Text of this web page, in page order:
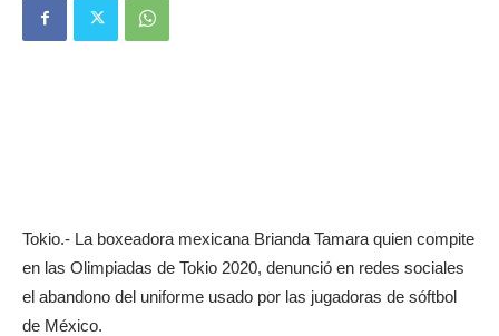
Tokio.- La boxeadora mexicana Brianda Tamara quien compite
en las Olimpiadas de Tokio 2020, denunció en redes sociales
el abandono del uniforme usado por las jugadoras de sóftbol
de México.